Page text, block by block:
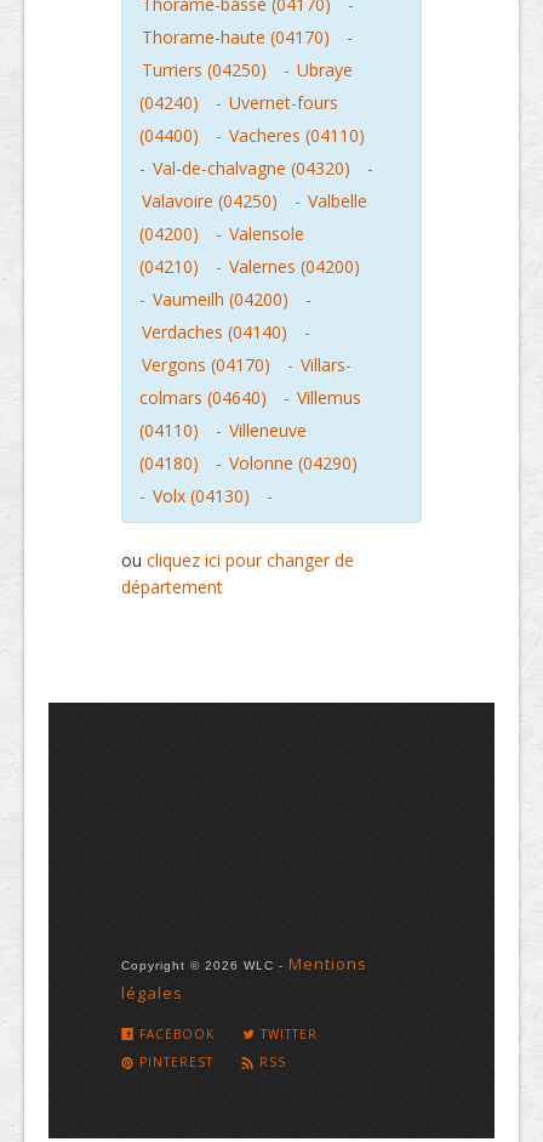
Thorame-haute (04170)
-
Turriers (04250)
- Ubraye
(04240)
- Uvernet-fours
(04400)
- Vacheres (04110)
- Val-de-chalvagne (04320)
-
Valavoire (04250)
- Valbelle
(04200)
- Valensole
(04210)
- Valernes (04200)
- Vaumeilh (04200)
-
Verdaches (04140)
-
Vergons (04170)
- Villars-
colmars (04640)
- Villemus
(04110)
- Villeneuve
(04180)
- Volonne (04290)
- Volx (04130) -
ou cliquez ici pour changer de
département
Copyright © 2026 WLC - Mentions
légales
FACEBOOK
TWITTER
PINTEREST
RSS